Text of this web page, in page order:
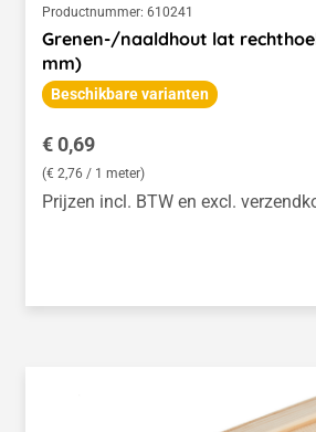
Productnummer: 610241
Grenen-/naaldhout lat
mm)
Beschikbare varianten
Normale prijs:
€ 0,69
(€ 2,76 / 1 meter)
Prijzen incl. BTW en excl.